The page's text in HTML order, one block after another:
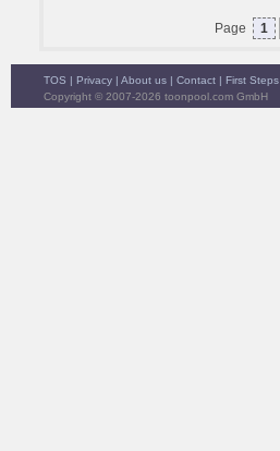
Page 1
TOS | Privacy | About us | Contact | First Steps
Copyright © 2007-2026 toonpool.com GmbH